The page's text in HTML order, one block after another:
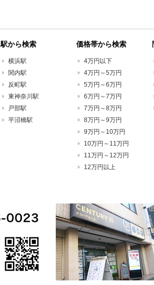
駅から検索
横浜駅
関内駅
反町駅
東神奈川駅
戸部駅
平沼橋駅
価格帯から検索
4万円以下
4万円～5万円
5万円～6万円
6万円～7万円
7万円～8万円
8万円～9万円
9万円～10万円
10万円～11万円
11万円～12万円
12万円以上